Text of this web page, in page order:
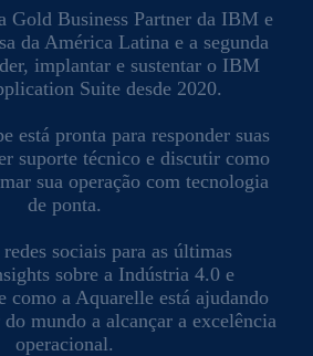
Gold Business Partner da IBM e
da América Latina e a segunda
implantar e sustentar o IBM
Suite desde 2020.
está pronta para responder suas
suporte técnico e discutir como
sua operação com tecnologia
de ponta.
sociais para as últimas
sobre a Indústria 4.0 e
como a Aquarelle está ajudando
do mundo a alcançar a excelência
operacional.